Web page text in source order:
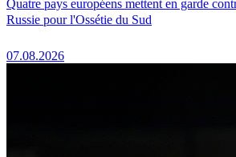
Quatre pays européens mettent en garde
Russie pour l'Ossétie du Sud
07.08.2026